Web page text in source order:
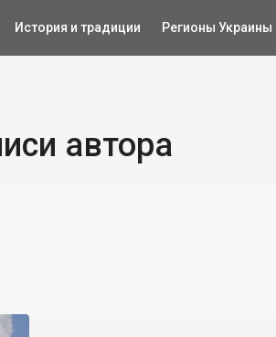
История и традиции Регионы Украины
автора